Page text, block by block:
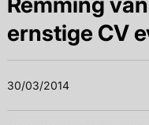
ernstige CV
30/03/2014